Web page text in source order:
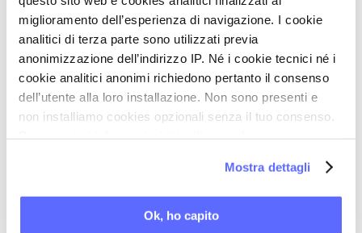
miglioramento dell’esperienza di navigazione. I cookie
analitici di terza parte sono utilizzati previa
anonimizzazione dell’indirizzo IP. Né i cookie tecnici né i
cookie analitici anonimi richiedono pertanto il consenso
dell’utente alla loro installazione. Non sono presenti e
non installiamo cookies opzionali senza il tuo consenso.
Mostra dettagli
Ok, ho capito
disturbo
06/05/2021
Covid: impatto del lockdown sullo screening del cancro
al seno
29/04/2021
22/04/2021
Endometriosi colon-rettale: i benefici terapeutici del